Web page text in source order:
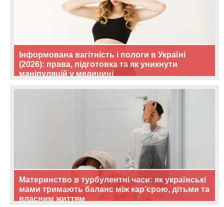
Інформована вагітність і пологи в Україні
(2026): права, підготовка та як уникнути
маніпуляцій у медицині
Материнство в турбулентні часи: як українські
мами тримають баланс між кар’єрою, дітьми та
власним життям